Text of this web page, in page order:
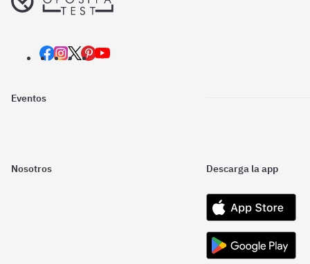
Eventos
Nosotros Descarga la app